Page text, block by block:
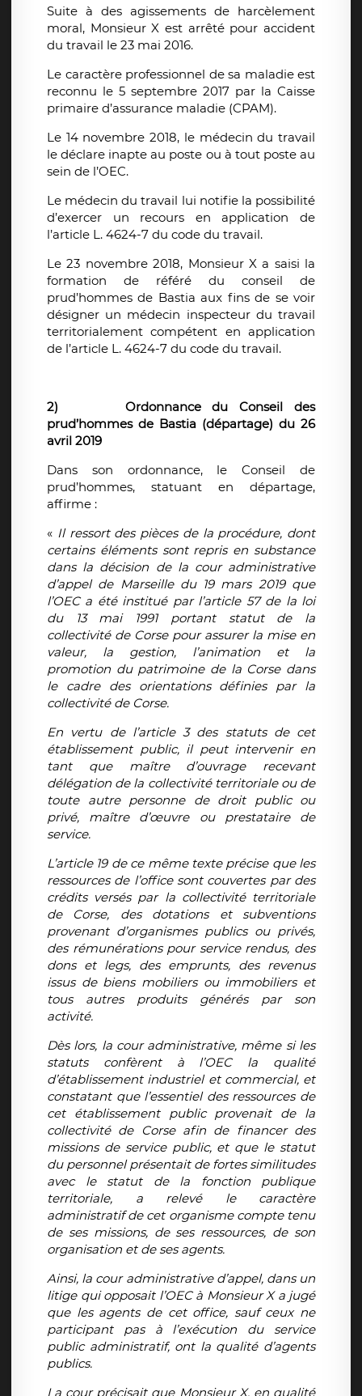
Suite à des agissements de harcèlement
moral, Monsieur X est arrêté pour accident
du travail le 23 mai 2016.
Le caractère professionnel de sa maladie est
reconnu le 5 septembre 2017 par la Caisse
primaire d’assurance maladie (CPAM).
Le 14 novembre 2018, le médecin du travail
le déclare inapte au poste ou à tout poste au
sein de l’OEC.
Le médecin du travail lui notifie la possibilité
d’exercer un recours en application de
l’article L. 4624-7 du code du travail.
Le 23 novembre 2018, Monsieur X a saisi la
formation de référé du conseil de
prud’hommes de Bastia aux fins de se voir
désigner un médecin inspecteur du travail
territorialement compétent en application
de l’article L. 4624-7 du code du travail.
2)
Ordonnance du Conseil des
prud’hommes de Bastia (départage) du 26
avril 2019
Dans son ordonnance, le Conseil de
prud’hommes, statuant en départage,
affirme :
« Il ressort des pièces de la procédure, dont
certains éléments sont repris en substance
dans la décision de la cour administrative
d’appel de Marseille du 19 mars 2019 que
l’OEC a été institué par l’article 57 de la loi
du 13 mai 1991 portant statut de la
collectivité de Corse pour assurer la mise en
valeur, la gestion, l’animation et la
promotion du patrimoine de la Corse dans
le cadre des orientations définies par la
collectivité de Corse.
En vertu de l’article 3 des statuts de cet
établissement public, il peut intervenir en
tant que maître d’ouvrage recevant
délégation de la collectivité territoriale ou de
toute autre personne de droit public ou
privé, maître d’œuvre ou prestataire de
service.
L’article 19 de ce même texte précise que les
ressources de l’office sont couvertes par des
crédits versés par la collectivité territoriale
de Corse, des dotations et subventions
provenant d’organismes publics ou privés,
des rémunérations pour service rendus, des
dons et legs, des emprunts, des revenus
issus de biens mobiliers ou immobiliers et
tous autres produits générés par son
activité.
Dès lors, la cour administrative, même si les
statuts confèrent à l’OEC la qualité
d’établissement industriel et commercial, et
constatant que l’essentiel des ressources de
cet établissement public provenait de la
collectivité de Corse afin de financer des
missions de service public, et que le statut
du personnel présentait de fortes similitudes
avec le statut de la fonction publique
territoriale, a relevé le caractère
administratif de cet organisme compte tenu
de ses missions, de ses ressources, de son
organisation et de ses agents.
Ainsi, la cour administrative d’appel, dans un
litige qui opposait l’OEC à Monsieur X a jugé
que les agents de cet office, sauf ceux ne
participant pas à l’exécution du service
public administratif, ont la qualité d’agents
publics.
La cour précisait que Monsieur X, en qualité